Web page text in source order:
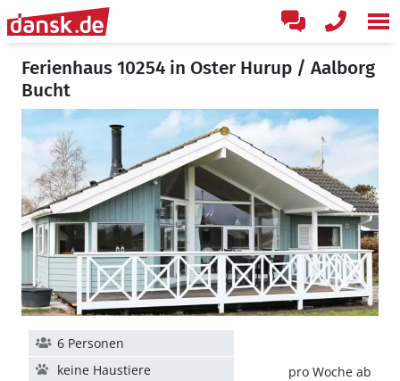
Ferienhaus 10254 in Oster Hurup / Aalborg
Bucht
pro Woche ab
6 Personen
keine Haustiere